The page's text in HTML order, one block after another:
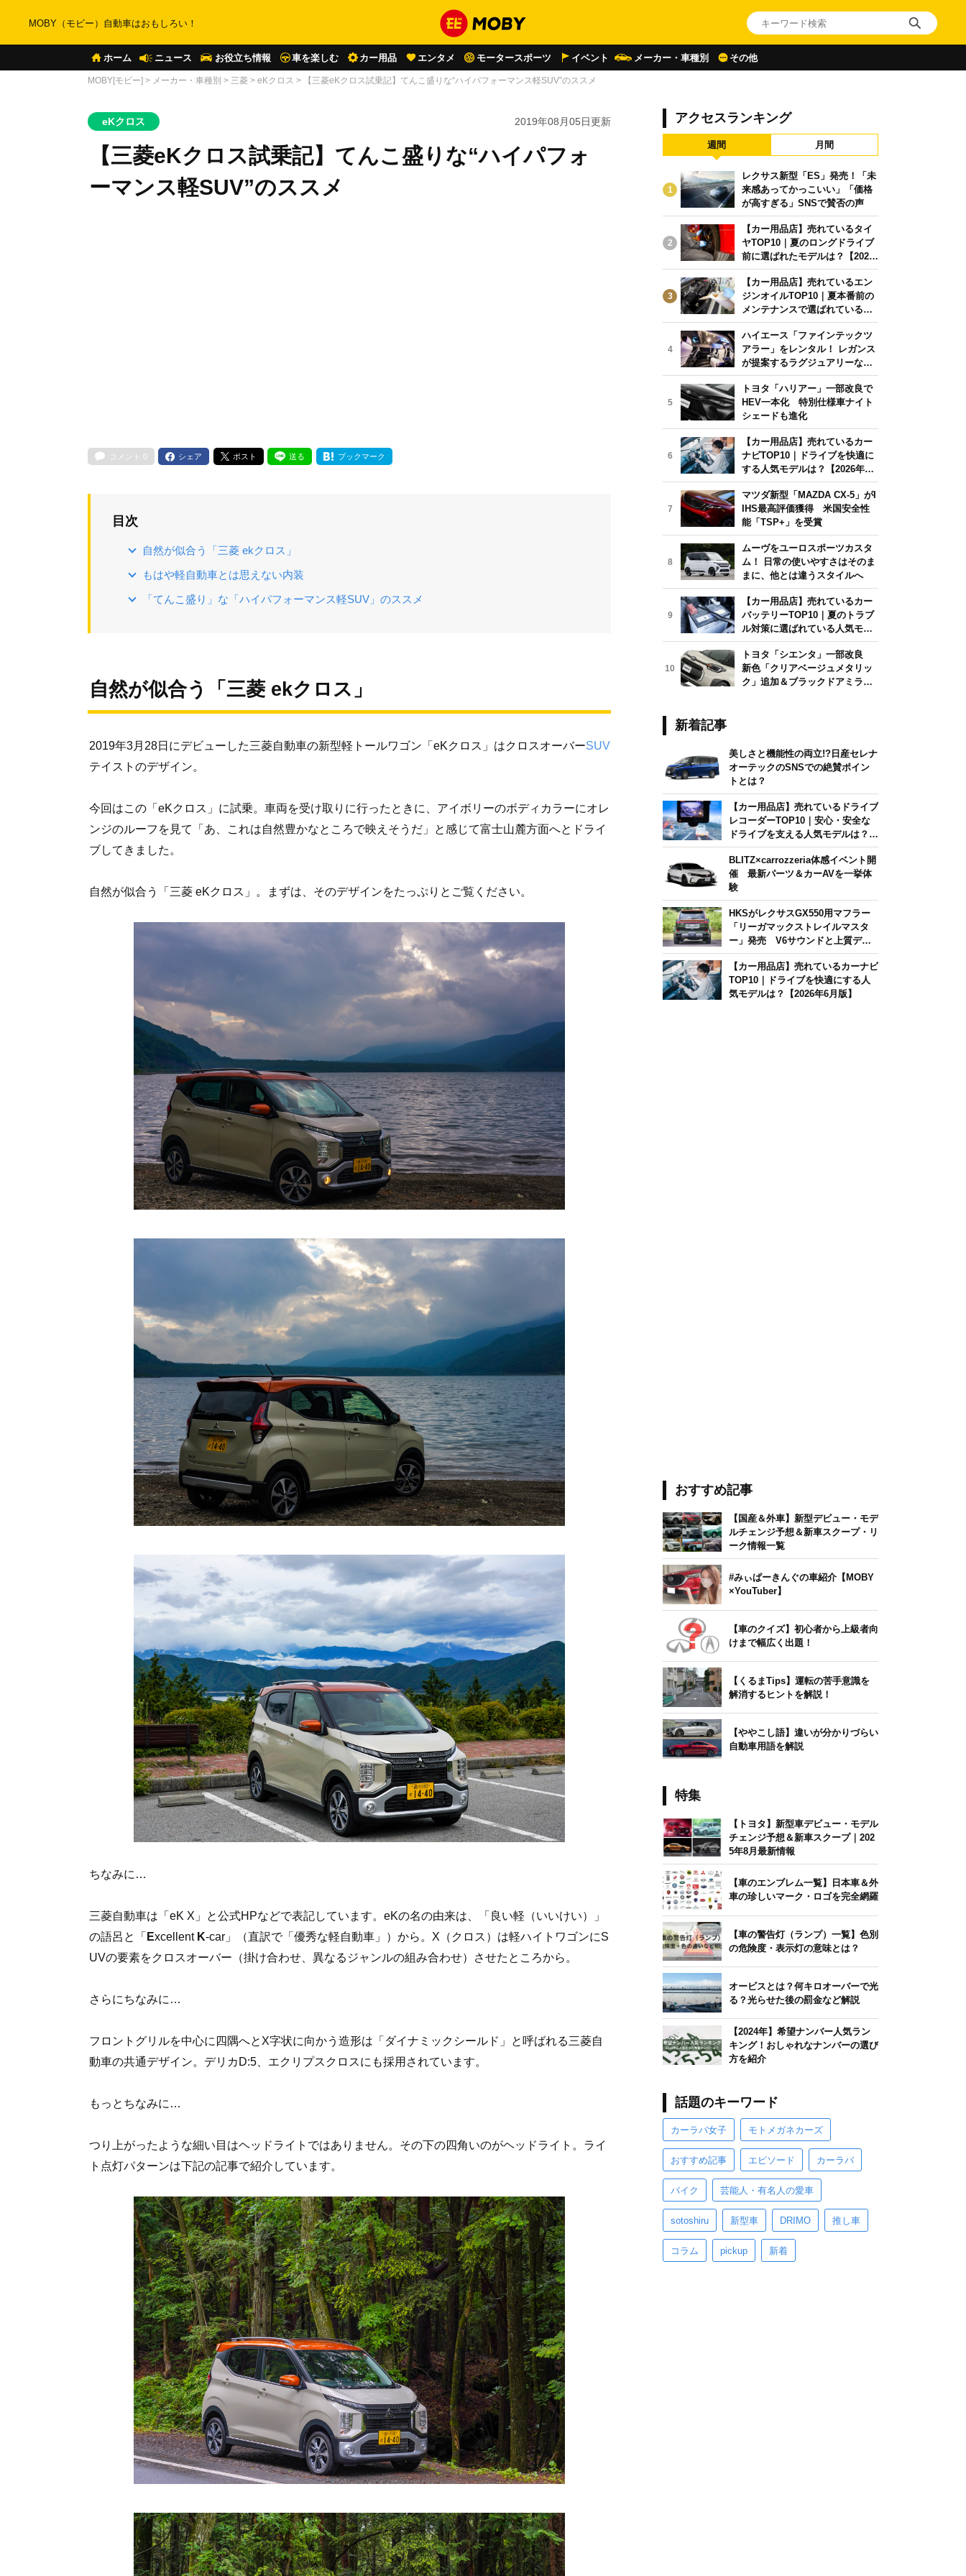
MOBY（モビー）自動車はおもしろい！
ホーム ニュース お役立ち情報 車を楽しむ カー用品 エンタメ モータースポーツ イベント メーカー・車種別 その他
MOBY[モビー] > メーカー・車種別 > 三菱 > eKクロス > 【三菱eKクロス試乗記】てんこ盛りな“ハイパフォーマンス軽SUV”のススメ
eKクロス 2019年08月05日更新
【三菱eKクロス試乗記】てんこ盛りな“ハイパフォ
ーマンス軽SUV”のススメ
コメント 0 シェア ポスト 送る ブックマーク
目次
自然が似合う「三菱 ekクロス」
もはや軽自動車とは思えない内装
「てんこ盛り」な「ハイパフォーマンス軽SUV」のススメ
自然が似合う「三菱 ekクロス」
2019年3月28日にデビューした三菱自動車の新型軽トールワゴン「eKクロス」はクロスオーバーSUV
テイストのデザイン。
今回はこの「eKクロス」に試乗。車両を受け取りに行ったときに、アイボリーのボディカラーにオレ
ンジのルーフを見て「あ、これは自然豊かなところで映えそうだ」と感じて富士山麓方面へとドライ
ブしてきました。
自然が似合う「三菱 eKクロス」。まずは、そのデザインをたっぷりとご覧ください。
ちなみに…
三菱自動車は「eK X」と公式HPなどで表記しています。eKの名の由来は、「良い軽（いいけい）」
の語呂と「Excellent K-car」（直訳で「優秀な軽自動車」）から。X（クロス）は軽ハイトワゴンにS
UVの要素をクロスオーバー（掛け合わせ、異なるジャンルの組み合わせ）させたところから。
さらにちなみに…
フロントグリルを中心に四隅へとX字状に向かう造形は「ダイナミックシールド」と呼ばれる三菱自
動車の共通デザイン。デリカD:5、エクリプスクロスにも採用されています。
もっとちなみに…
つり上がったような細い目はヘッドライトではありません。その下の四角いのがヘッドライト。ライ
ト点灯パターンは下記の記事で紹介しています。
アクセスランキング
週間 月間
1
レクサス新型「ES」発売！「未
来感あってかっこいい」「価格
が高すぎる」SNSで賛否の声
2
【カー用品店】売れているタイ
ヤTOP10｜夏のロングドライブ
前に選ばれたモデルは？【2026
年6月版】
3
【カー用品店】売れているエン
ジンオイルTOP10｜夏本番前の
メンテナンスで選ばれている人
気モデルは？【2026年6月版】
4
ハイエース「ファインテックツ
アラー」をレンタル！ レガンス
が提案するラグジュアリーな移
動体験
5
トヨタ「ハリアー」一部改良で
HEV一本化 特別仕様車ナイト
シェードも進化
6
【カー用品店】売れているカー
ナビTOP10｜ドライブを快適に
する人気モデルは？【2026年6
月版】
7
マツダ新型「MAZDA CX-5」がI
IHS最高評価獲得 米国安全性
能「TSP+」を受賞
8
ムーヴをユーロスポーツカスタ
ム！ 日常の使いやすさはそのま
まに、他とは違うスタイルへ
9
【カー用品店】売れているカー
バッテリーTOP10｜夏のトラブ
ル対策に選ばれている人気モデ
ルは？【2026年6月版】
10
トヨタ「シエンタ」一部改良
新色「クリアベージュメタリッ
ク」追加＆ブラックドアミラー
新着記事
美しさと機能性の両立!?日産セレナ
オーテックのSNSでの絶賛ポイン
トとは？
【カー用品店】売れているドライブ
レコーダーTOP10｜安心・安全な
ドライブを支える人気モデルは？
【2026年6月版】
BLITZ×carrozzeria体感イベント開
催 最新パーツ＆カーAVを一挙体
験
HKSがレクサスGX550用マフラー
「リーガマックストレイルマスタ
ー」発売 V6サウンドと上質デザ
インを両立
【カー用品店】売れているカーナビ
TOP10｜ドライブを快適にする人
気モデルは？【2026年6月版】
おすすめ記事
【国産＆外車】新型デビュー・モデ
ルチェンジ予想＆新車スクープ・リ
ーク情報一覧
#みぃぱーきんぐの車紹介【MOBY
×YouTuber】
【車のクイズ】初心者から上級者向
けまで幅広く出題！
【くるまTips】運転の苦手意識を
解消するヒントを解説！
【ややこし語】違いが分かりづらい
自動車用語を解説
特集
【トヨタ】新型車デビュー・モデル
チェンジ予想＆新車スクープ｜202
5年8月最新情報
【車のエンブレム一覧】日本車＆外
車の珍しいマーク・ロゴを完全網羅
【車の警告灯（ランプ）一覧】色別
の危険度・表示灯の意味とは？
オービスとは？何キロオーバーで光
る？光らせた後の罰金など解説
【2024年】希望ナンバー人気ラン
キング！おしゃれなナンバーの選び
方を紹介
話題のキーワード
カーラバ女子 モトメガネカーズ
おすすめ記事 エピソード カーラバ
バイク 芸能人・有名人の愛車
sotoshiru 新型車 DRIMO 推し車
コラム pickup 新着